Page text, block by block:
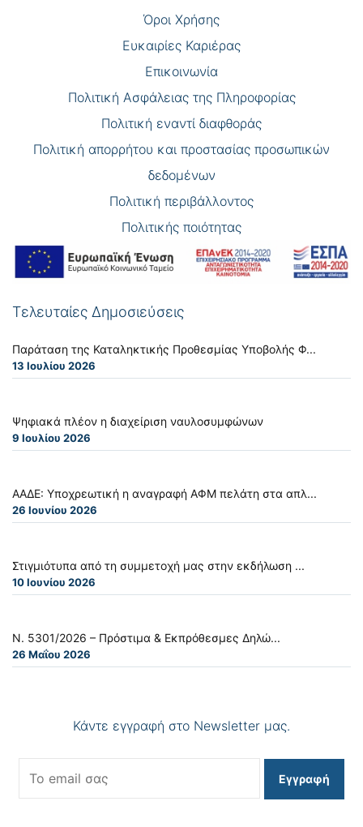
Όροι Χρήσης
Eυκαιρίες Καριέρας
Επικοινωνία
Πολιτική Ασφάλειας της Πληροφορίας
Πολιτική εναντί διαφθοράς
Πολιτική απορρήτου και προστασίας προσωπικών
δεδομένων
Πολιτική περιβάλλοντος
Πολιτικής ποιότητας
Τελευταίες Δημοσιεύσεις
Παράταση της Καταληκτικής Προθεσμίας Υποβολής Φ...
13 Ιουλίου 2026
Ψηφιακά πλέον η διαχείριση ναυλοσυμφώνων
9 Ιουλίου 2026
ΑΑΔΕ: Υποχρεωτική η αναγραφή ΑΦΜ πελάτη στα απλ...
26 Ιουνίου 2026
Στιγμιότυπα από τη συμμετοχή μας στην εκδήλωση ...
10 Ιουνίου 2026
Ν. 5301/2026 – Πρόστιμα & Εκπρόθεσμες Δηλώ...
26 Μαΐου 2026
Κάντε εγγραφή στο Newsletter μας.
Εγγραφή